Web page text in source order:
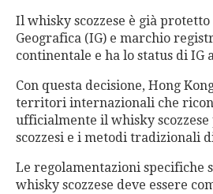
Il whisky scozzese è già
Geografica (IG) e marchio
continentale e ha lo status di IG
Con questa decisione, Hong
territori internazionali che
ufficialmente il whisky
scozzesi e i metodi tradizionali
Le regolamentazioni specifiche
whisky scozzese deve essere